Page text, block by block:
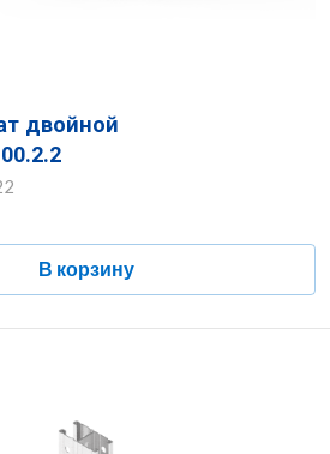
двойной
В корзину